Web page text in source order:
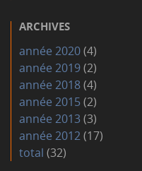
ARCHIVES
année 2020(4)
année 2019(2)
année 2018(4)
année 2015(2)
année 2013(3)
année 2012(17)
total (32)